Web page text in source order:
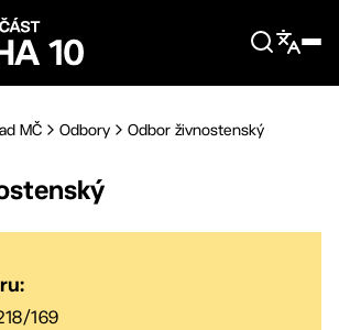
MČ Odbory Odbor živnostenský
169